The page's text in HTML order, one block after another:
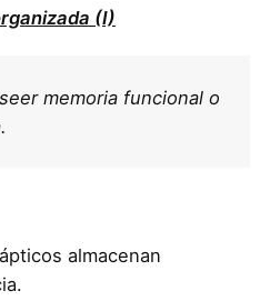
(I)
memoria funcional o
almacenan